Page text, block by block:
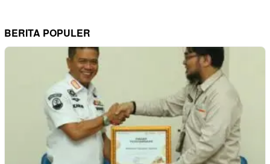
BERITA POPULER